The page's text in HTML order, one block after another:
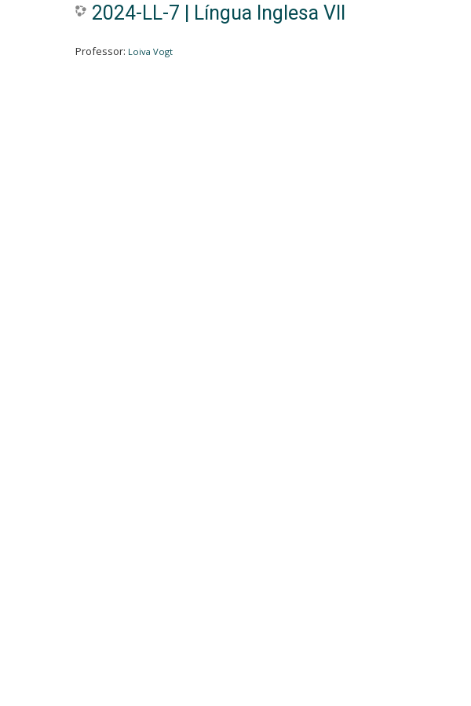
2024-LL-7 | Língua Inglesa VII
Professor: Loiva Vogt